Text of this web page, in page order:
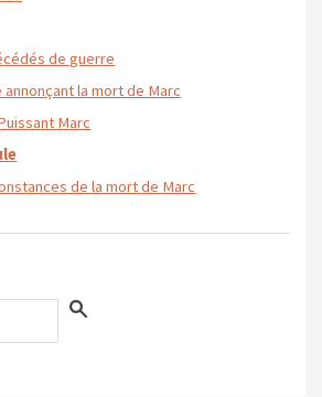
de guerre
la mort de Marc
Marc
de la mort de Marc